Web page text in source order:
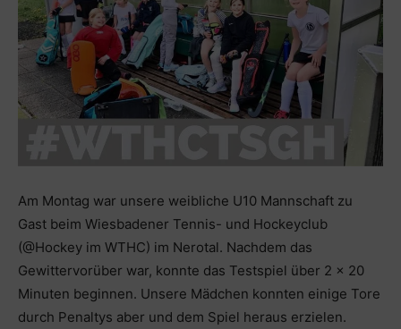
Am Montag war unsere weibliche U10 Mannschaft zu
Gast beim Wiesbadener Tennis- und Hockeyclub
(@Hockey im WTHC) im Nerotal. Nachdem das
Gewittervorüber war, konnte das Testspiel über 2 x 20
Minuten beginnen. Unsere Mädchen konnten einige Tore
durch Penaltys aber und dem Spiel heraus erzielen.